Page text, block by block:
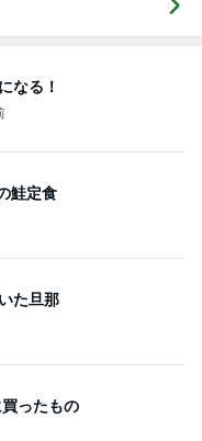
なる！
鮭定食
た旦那
ったもの